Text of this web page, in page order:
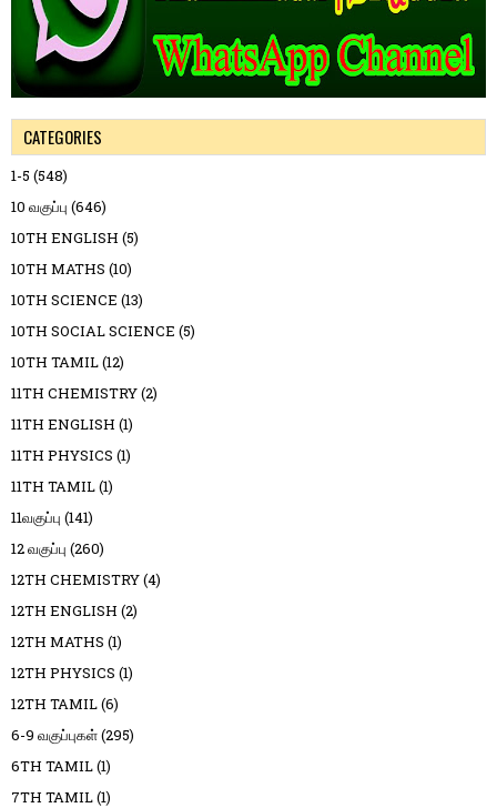
CATEGORIES
1-5 (548)
10 வகுப்பு (646)
10TH ENGLISH (5)
10TH MATHS (10)
10TH SCIENCE (13)
10TH SOCIAL SCIENCE (5)
10TH TAMIL(12)
11TH CHEMISTRY(2)
11TH ENGLISH (1)
11TH PHYSICS (1)
11TH TAMIL(1)
11வகுப்பு (141)
12 வகுப்பு (260)
12TH CHEMISTRY(4)
12TH ENGLISH (2)
12TH MATHS (1)
12TH PHYSICS (1)
12TH TAMIL(6)
6-9 வகுப்புகள்(295)
6TH TAMIL(1)
7TH TAMIL(1)